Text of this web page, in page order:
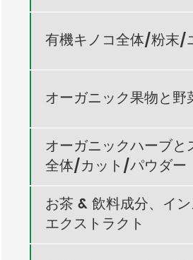
有機キノコ全体/粉末/
オーガニック果物と野
オーガニックハーブと
全体/カット/パウダー
お茶 & 飲料成分、イ
エクストラクト